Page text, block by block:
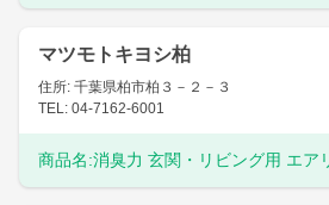
マツモトキヨシ柏
住所: 千葉県柏市柏３－２－３
TEL: 04-7162-6001
商品名:消臭力 玄関・リビング用 エア